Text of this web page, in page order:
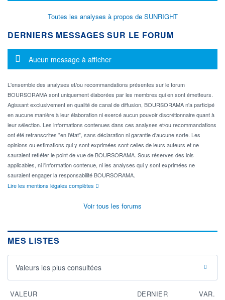
Toutes les analyses à propos de SUNRIGHT
DERNIERS MESSAGES SUR LE FORUM
Message d'information
Aucun message à afficher
L'ensemble des analyses et/ou recommandations présentes sur le forum
BOURSORAMA sont uniquement élaborées par les membres qui en sont émetteurs.
Agissant exclusivement en qualité de canal de diffusion, BOURSORAMA n'a participé
en aucune manière à leur élaboration ni exercé aucun pouvoir discrétionnaire quant à
leur sélection. Les informations contenues dans ces analyses et/ou recommandations
ont été retranscrites "en l'état", sans déclaration ni garantie d'aucune sorte. Les
opinions ou estimations qui y sont exprimées sont celles de leurs auteurs et ne
sauraient refléter le point de vue de BOURSORAMA. Sous réserves des lois
applicables, ni l'information contenue, ni les analyses qui y sont exprimées ne
sauraient engager la responsabilité BOURSORAMA.
Lire les mentions légales complètes
Voir tous les forums
MES LISTES
Valeurs les plus consultées
VALEUR DERNIER VAR.